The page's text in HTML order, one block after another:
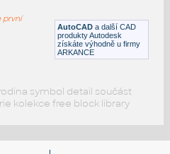
AutoCAD a další CAD
produkty Autodesk
získáte výhodně u firmy
ARKANCE
první
symbol detail součást
kolekce free block library